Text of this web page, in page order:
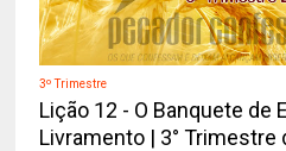
3º Trimestre
Lição 12 - O Banquete de
Livramento | 3° Trimestre